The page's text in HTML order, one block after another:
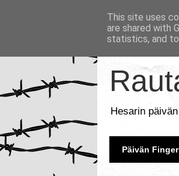
Hesarin
Päivän
This site uses
are shared with
statistics, and